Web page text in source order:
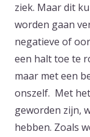
ziek. Maar dit
worden gaan
negatieve of
een halt toe te
maar met een
onszelf. Met
geworden zijn,
hebben. Zoals